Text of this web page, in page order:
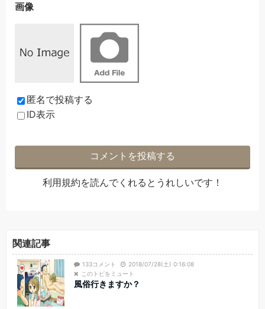
画像
匿名で投稿する
ID表示
利用規約を読んでくれるとうれしいです！
関連記事
133コメント
2018/07/28(土) 0:16:08
このトピをミュート
風俗行きますか？